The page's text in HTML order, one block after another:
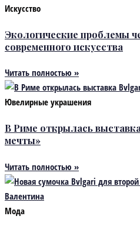
Искусство
Экологические проблемы
современного искусства
Читать полностью »
Ювелирные украшения
В Риме открылась
мечты»
Читать полностью »
Мода